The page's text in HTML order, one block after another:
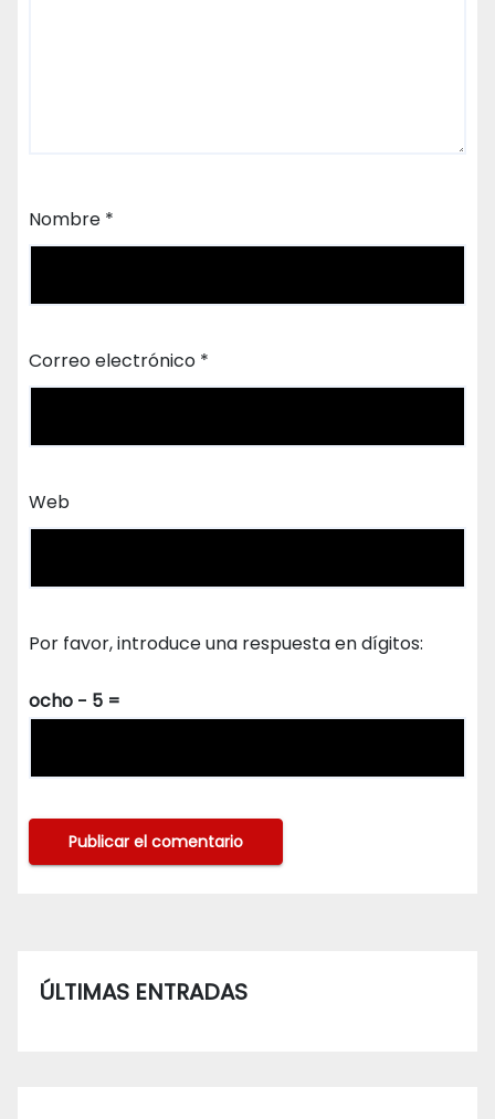
Nombre *
Correo electrónico *
Web
Por favor, introduce una respuesta en dígitos:
ocho − 5 =
ÚLTIMAS ENTRADAS